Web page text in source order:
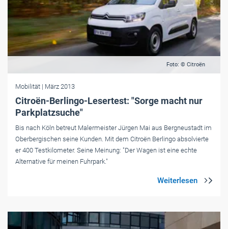
Foto: © Citroën
Mobilität | März 2013
Citroën-Berlingo-Lesertest: "Sorge macht nur
Parkplatzsuche"
Bis nach Köln betreut Malermeister Jürgen Mai aus Bergneustadt im
Oberbergischen seine Kunden. Mit dem Citroën Berlingo absolvierte
er 400 Testkilometer. Seine Meinung: "Der Wagen ist eine echte
Alternative für meinen Fuhrpark."